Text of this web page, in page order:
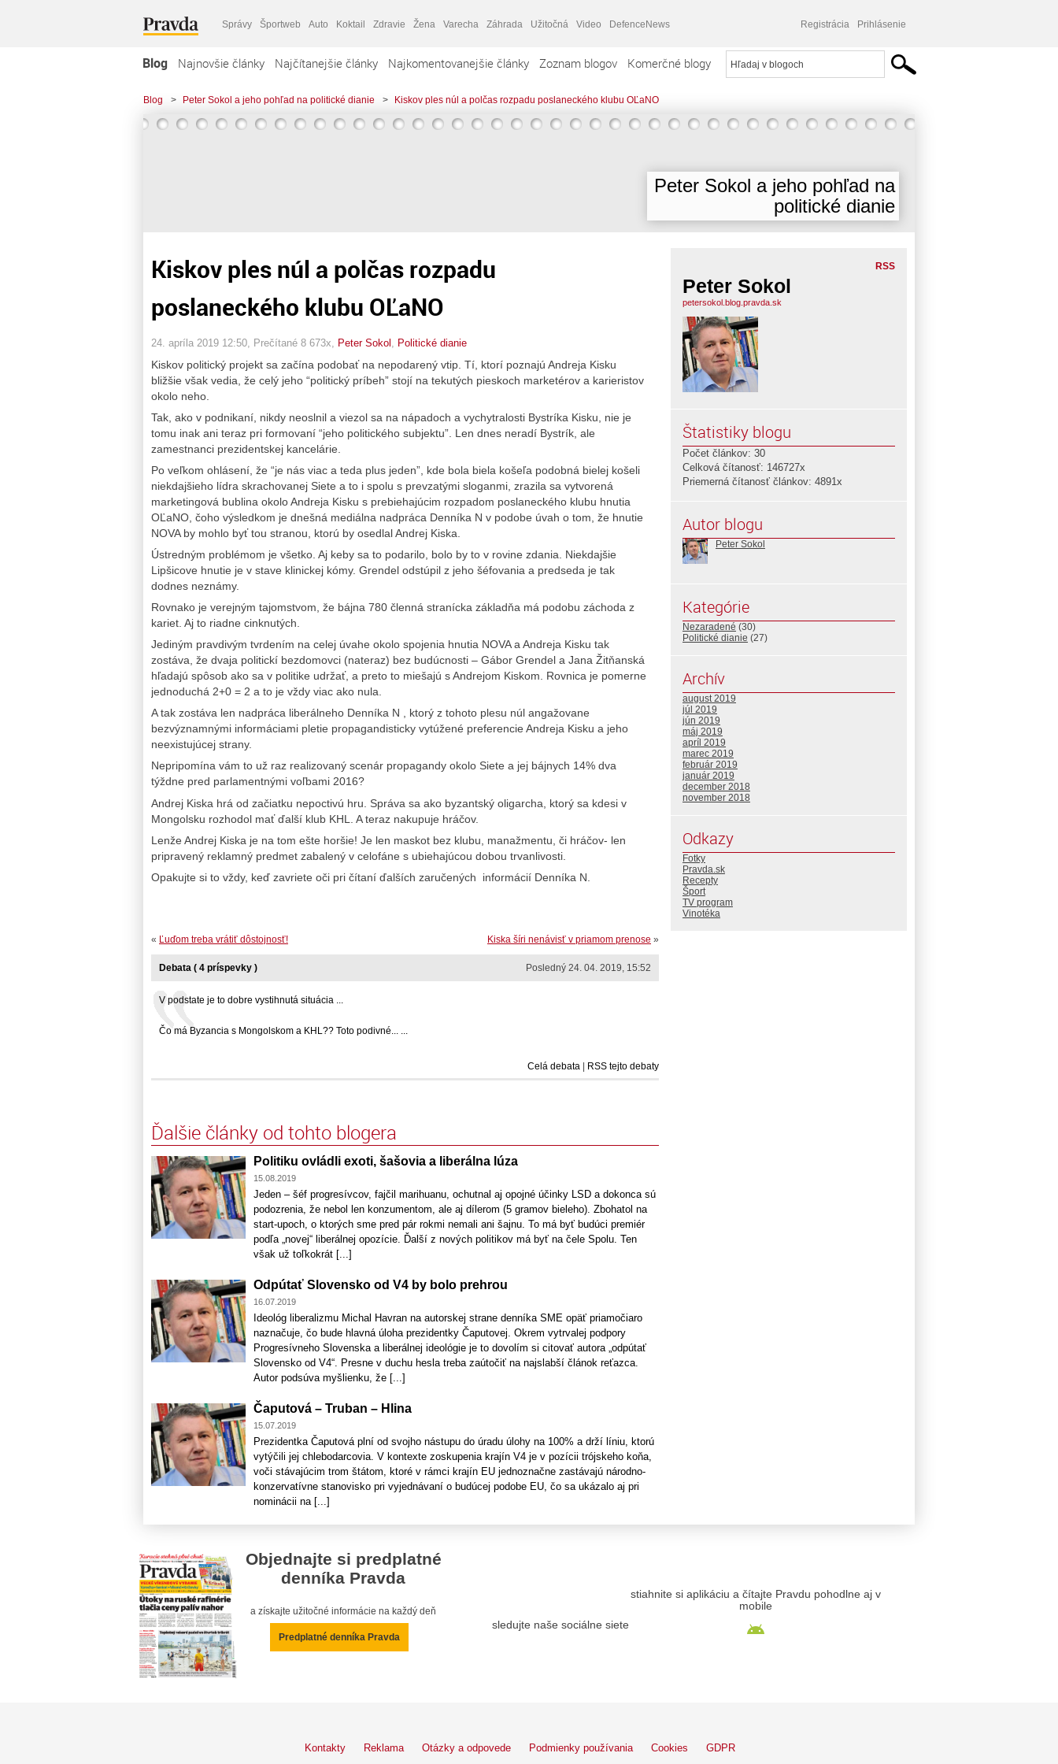
Správy Športweb Auto Koktail Zdravie Žena Varecha Záhrada Užitočná Video DefenceNews Registrácia Prihlásenie
Blog Najnovšie články Najčítanejšie články Najkomentovanejšie články Zoznam blogov Komerčné blogy
Blog > Peter Sokol a jeho pohľad na politické dianie > Kiskov ples núl a polčas rozpadu poslaneckého klubu OĽaNO
Peter Sokol a jeho pohľad na
politické dianie
Kiskov ples núl a polčas rozpadu
poslaneckého klubu OĽaNO
24. apríla 2019 12:50 , Prečítané 8 673x, Peter Sokol Politické dianie
Kiskov politický projekt sa začína podobať na nepodarený vtip. Tí, ktorí poznajú Andreja Kisku
bližšie však vedia, že celý jeho “politický príbeh” stojí na tekutých pieskoch marketérov a karieristov
okolo neho.
Tak, ako v podnikaní, nikdy neoslnil a viezol sa na nápadoch a vychytralosti Bystríka Kisku, nie je
tomu inak ani teraz pri formovaní “jeho politického subjektu”. Len dnes neradí Bystrík, ale
zamestnanci prezidentskej kancelárie.
Po veľkom ohlásení, že “je nás viac a teda plus jeden”, kde bola biela košeľa podobná bielej košeli
niekdajšieho lídra skrachovanej Siete a to i spolu s prevzatými sloganmi, zrazila sa vytvorená
marketingová bublina okolo Andreja Kisku s prebiehajúcim rozpadom poslaneckého klubu hnutia
OĽaNO, čoho výsledkom je dnešná mediálna nadpráca Denníka N v podobe úvah o tom, že hnutie
NOVA by mohlo byť tou stranou, ktorú by osedlal Andrej Kiska.
Ústredným problémom je všetko. Aj keby sa to podarilo, bolo by to v rovine zdania. Niekdajšie
Lipšicove hnutie je v stave klinickej kómy. Grendel odstúpil z jeho šéfovania a predseda je tak
dodnes neznámy.
Rovnako je verejným tajomstvom, že bájna 780 členná stranícka základňa má podobu záchoda z
kariet. Aj to riadne cinknutých.
Jediným pravdivým tvrdením na celej úvahe okolo spojenia hnutia NOVA a Andreja Kisku tak
zostáva, že dvaja politickí bezdomovci (nateraz) bez budúcnosti – Gábor Grendel a Jana Žitňanská
hľadajú spôsob ako sa v politike udržať, a preto to miešajú s Andrejom Kiskom. Rovnica je pomerne
jednoduchá 2+0 = 2 a to je vždy viac ako nula.
A tak zostáva len nadpráca liberálneho Denníka N , ktorý z tohoto plesu núl angažovane
bezvýznamnými informáciami pletie propagandisticky vytúžené preferencie Andreja Kisku a jeho
neexistujúcej strany.
Nepripomína vám to už raz realizovaný scenár propagandy okolo Siete a jej bájnych 14% dva
týždne pred parlamentnými voľbami 2016?
Andrej Kiska hrá od začiatku nepoctivú hru. Správa sa ako byzantský oligarcha, ktorý sa kdesi v
Mongolsku rozhodol mať ďalší klub KHL. A teraz nakupuje hráčov.
Lenže Andrej Kiska je na tom ešte horšie! Je len maskot bez klubu, manažmentu, či hráčov- len
pripravený reklamný predmet zabalený v celofáne s ubiehajúcou dobou trvanlivosti.
Opakujte si to vždy, keď zavriete oči pri čítaní ďalších zaručených informácií Denníka N.
Kiska šíri nenávisť v priamom prenose »
« Ľuďom treba vrátiť dôstojnosť!
Posledný 24. 04. 2019, 15:52
Debata ( 4 príspevky )
V podstate je to dobre vystihnutá situácia ...
Čo má Byzancia s Mongolskom a KHL?? Toto podivné... ...
Celá debata RSS tejto debaty
Ďalšie články od tohto blogera
Politiku ovládli exoti, šašovia a liberálna lúza
15.08.2019
Jeden – šéf progresívcov, fajčil marihuanu, ochutnal aj opojné účinky LSD a dokonca sú
podozrenia, že nebol len konzumentom, ale aj dílerom (5 gramov bieleho). Zbohatol na
start-upoch, o ktorých sme pred pár rokmi nemali ani šajnu. To má byť budúci premiér
podľa „novej“ liberálnej opozície. Ďalší z nových politikov má byť na čele Spolu. Ten
však už toľkokrát [...]
Odpútať Slovensko od V4 by bolo prehrou
16.07.2019
Ideológ liberalizmu Michal Havran na autorskej strane denníka SME opäť priamočiaro
naznačuje, čo bude hlavná úloha prezidentky Čaputovej. Okrem vytrvalej podpory
Progresívneho Slovenska a liberálnej ideológie je to dovolím si citovať autora „odpútať
Slovensko od V4“. Presne v duchu hesla treba zaútočiť na najslabší článok reťazca.
Autor podsúva myšlienku, že [...]
Čaputová – Truban – Hlina
15.07.2019
Prezidentka Čaputová plní od svojho nástupu do úradu úlohy na 100% a drží líniu, ktorú
vytýčili jej chlebodarcovia. V kontexte zoskupenia krajín V4 je v pozícii trójskeho koňa,
voči stávajúcim trom štátom, ktoré v rámci krajín EU jednoznačne zastávajú národno-
konzervatívne stanovisko pri vyjednávaní o budúcej podobe EU, čo sa ukázalo aj pri
nominácii na [...]
RSS
Peter Sokol
petersokol.blog.pravda.sk
Štatistiky blogu
Počet článkov: 30
Celková čítanosť: 146727x
Priemerná čítanosť článkov: 4891x
Autor blogu
Peter Sokol
Kategórie
Nezaradené (30)
Politické dianie (27)
Archív
august 2019
júl 2019
jún 2019
máj 2019
apríl 2019
marec 2019
február 2019
január 2019
december 2018
november 2018
Odkazy
Fotky
Pravda.sk
Recepty
Šport
TV program
Vinotéka
Objednajte si predplatné
denníka Pravda
a získajte užitočné informácie na každý deň
Predplatné denníka Pravda
sledujte naše sociálne siete
stiahnite si aplikáciu a čítajte Pravdu pohodlne aj v
mobile
Kontakty Reklama Otázky a odpovede Podmienky používania Cookies GDPR